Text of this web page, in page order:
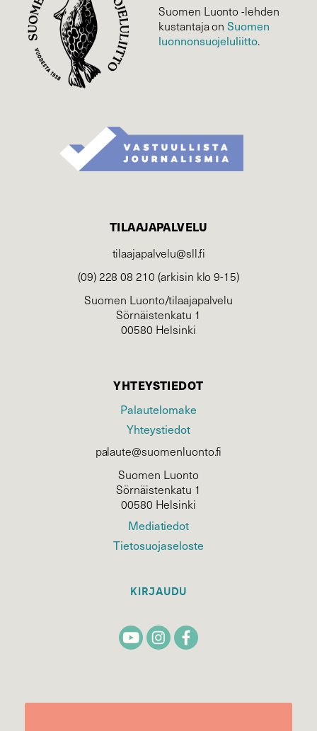
Suomen Luonto -lehden
kustantaja onSuomen
luonnonsuojelu­liitto.
TILAAJAPALVELU
tilaajapalvelu@sll.fi
(09) 228 08 210 (arkisin klo 9-15)
Suomen Luonto/tilaajapalvelu
Sörnäistenkatu 1
00580 Helsinki
YHTEYSTIEDOT
Palautelomake
Yhteystiedot
palaute@suomenluonto.fi
Suomen Luonto
Sörnäistenkatu 1
00580 Helsinki
Mediatiedot
Tietosuojaseloste
KIRJAUDU